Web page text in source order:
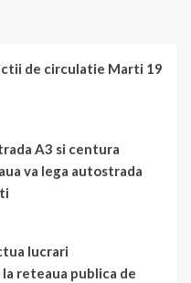
de circulatie Marti 19
A3 si centura
va lega autostrada
lucrari
reteaua publica de